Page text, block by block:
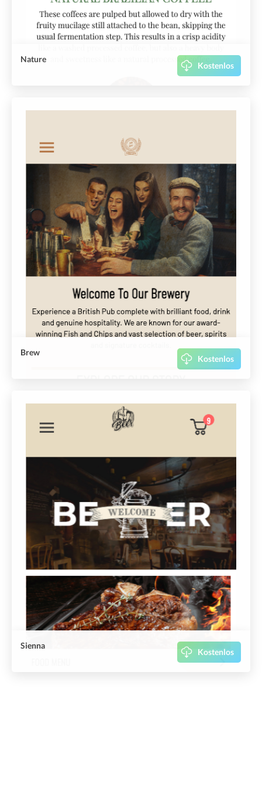
Nature
Kostenlos
Brew
Kostenlos
Sienna
Kostenlos